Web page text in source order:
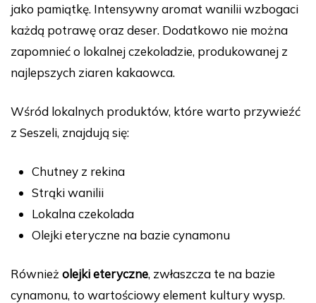
jako pamiątkę. Intensywny aromat wanilii wzbogaci
każdą potrawę oraz deser. Dodatkowo nie można
zapomnieć o lokalnej czekoladzie, produkowanej z
najlepszych ziaren kakaowca.
Wśród lokalnych produktów, które warto przywieźć
z Seszeli, znajdują się:
Chutney z rekina
Strąki wanilii
Lokalna czekolada
Olejki eteryczne na bazie cynamonu
Również olejki eteryczne, zwłaszcza te na bazie
cynamonu, to wartościowy element kultury wysp.